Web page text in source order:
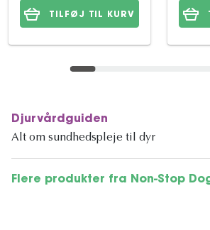
TILFØJ TIL KURV
Djurvårdguiden
Alt om sundhedspleje til dyr
Flere produkter fra Non-Stop